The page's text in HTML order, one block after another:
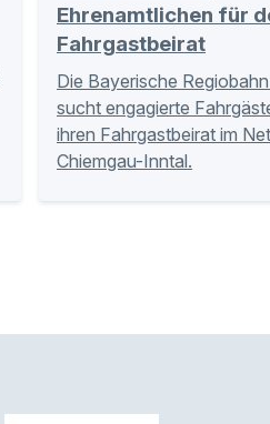
Ehrenamtlichen für
Fahrgastbeirat
Die Bayerische
sucht engagierte
ihren Fahrgastbeirat im
Chiemgau-Inntal.